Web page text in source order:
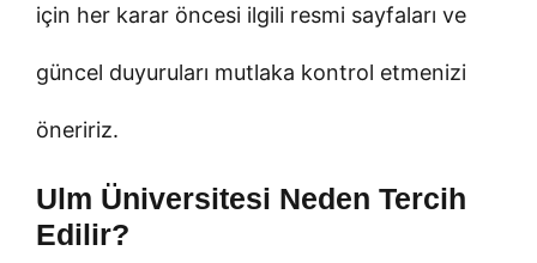
için her karar öncesi ilgili resmi sayfaları ve
güncel duyuruları mutlaka kontrol etmenizi
öneririz.
Ulm Üniversitesi Neden Tercih
Edilir?